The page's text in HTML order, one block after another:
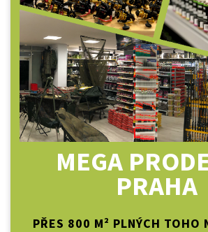
MEGA
PRAHA
PŘES 800 M² PLNÝCH TOHO